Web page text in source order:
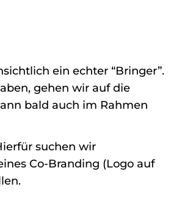
ein echter “Bringer”.
gehen wir auf die
bald auch im Rahmen
suchen wir
Co-Branding (Logo auf